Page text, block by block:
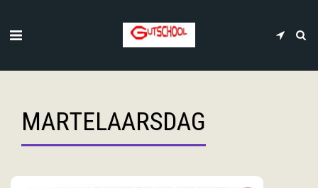
MARTELAARSDAG